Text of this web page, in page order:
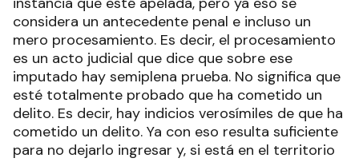
considera un antecedente penal e incluso un
mero procesamiento. Es decir, el procesamiento
es un acto judicial que dice que sobre ese
imputado hay semiplena prueba. No significa que
esté totalmente probado que ha cometido un
delito. Es decir, hay indicios verosímiles de que ha
cometido un delito. Ya con eso resulta suficiente
para no dejarlo ingresar y, si está en el territorio